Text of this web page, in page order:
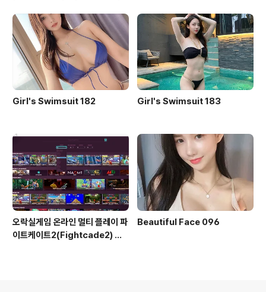
Girl's Swimsuit 182 Girl's Swimsuit 183
오락실게임 온라인 멀티 플레이 파
이트케이트2(Fightcade2) 설
Beautiful Face 096